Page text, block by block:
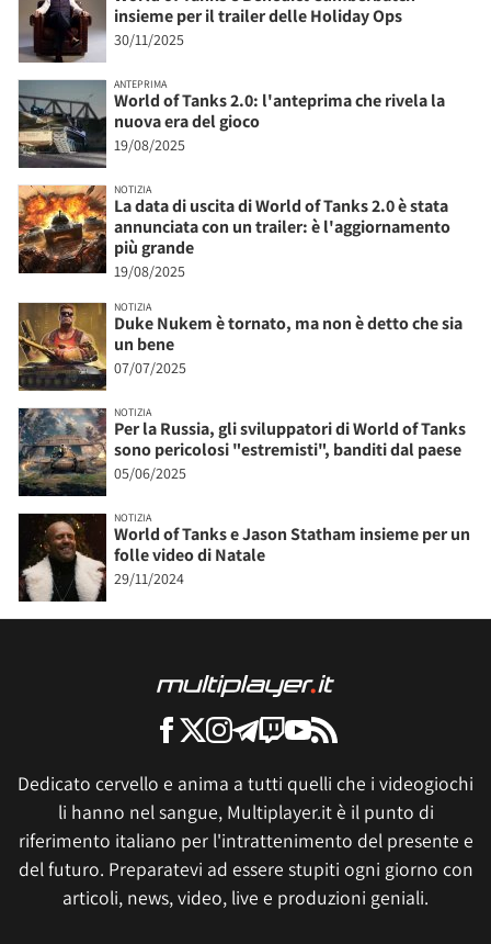
insieme per il trailer delle Holiday Ops
30/11/2025
ANTEPRIMA
World of Tanks 2.0: l'anteprima che rivela la
nuova era del gioco
19/08/2025
NOTIZIA
La data di uscita di World of Tanks 2.0 è stata
annunciata con un trailer: è l'aggiornamento
più grande
19/08/2025
NOTIZIA
Duke Nukem è tornato, ma non è detto che sia
un bene
07/07/2025
NOTIZIA
Per la Russia, gli sviluppatori di World of Tanks
sono pericolosi "estremisti", banditi dal paese
05/06/2025
NOTIZIA
World of Tanks e Jason Statham insieme per un
folle video di Natale
29/11/2024
Dedicato cervello e anima a tutti quelli che i videogiochi
li hanno nel sangue, Multiplayer.it è il punto di
riferimento italiano per l'intrattenimento del presente e
del futuro. Preparatevi ad essere stupiti ogni giorno con
articoli, news, video, live e produzioni geniali.